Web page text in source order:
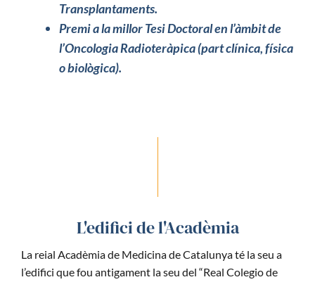
Transplantaments.
Premi a la millor Tesi Doctoral en l’àmbit de
l’Oncologia Radioteràpica (part clínica, física
o biològica).
L'edifici de l'Acadèmia
La reial Acadèmia de Medicina de Catalunya té la seu a
l’edifici que fou antigament la seu del “Real Colegio de